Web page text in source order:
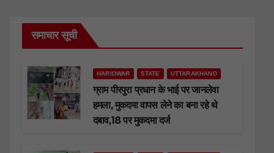
समाचार सूची
HARIDWAR STATE UTTARAKHAND
ग्राम पीरपुरा प्रधान के भाई पर जानलेवा
हमला, मुकदमा वापस लेने का बना रहे थे
दबाव,18 पर मुकदमा दर्ज